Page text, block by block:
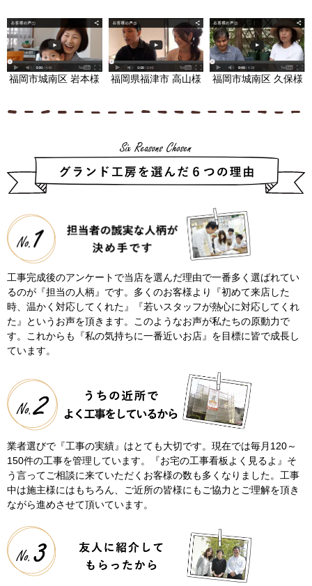
福岡市城南区 岩本様 福岡県福津市 高山様 福岡市城南区 久保様
工事完成後のアンケートで当店を選んだ理由で一番多く選ばれてい
るのが『担当の人柄』です。多くのお客様より『初めて来店した
時、温かく対応してくれた』『若いスタッフが熱心に対応してくれ
た』というお声を頂きます。このようなお声が私たちの原動力で
す。これからも『私の気持ちに一番近いお店』を目標に皆で成長し
ています。
業者選びで『工事の実績』はとても大切です。現在では毎月120～
150件の工事を管理しています。『お宅の工事看板よく見るよ』そ
う言ってご相談に来ていただくお客様の数も多くなりました。工事
中は施主様にはもちろん、ご近所の皆様にもご協力とご理解を頂き
ながら進めさせて頂いています。